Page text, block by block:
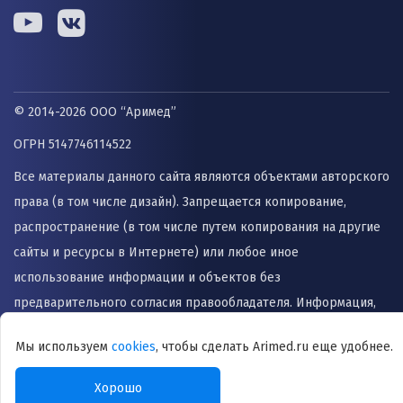
© 2014-2026 ООО “Аримед”
ОГРН 5147746114522
Все материалы данного сайта являются объектами авторского
права (в том числе дизайн). Запрещается копирование,
распространение (в том числе путем копирования на другие
сайты и ресурсы в Интернете) или любое иное
использование информации и объектов без
предварительного согласия правообладателя. Информация,
может быть использована для назначения лечения и
Мы используем cookies, чтобы сделать Arimed.ru еще удобнее.
Хорошо